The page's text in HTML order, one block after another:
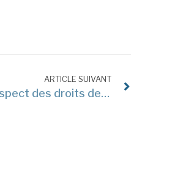
ARTICLE SUIVANT
Réserver un nom de domaine : attention au respect des droits de propriété intellectuelle